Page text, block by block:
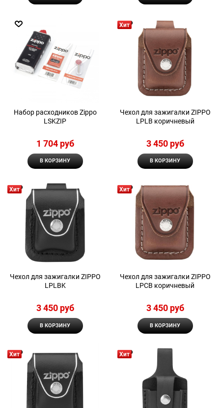
Набор расходников Zippo
LSKZIP
1 704 руб
В КОРЗИНУ
Хит
Чехол для зажигалки ZIPPO
LPLB коричневый
3 450 руб
В КОРЗИНУ
Хит
Чехол для зажигалки ZIPPO
LPLBK
3 450 руб
В КОРЗИНУ
Хит
Чехол для зажигалки ZIPPO
LPCB коричневый
3 450 руб
В КОРЗИНУ
Хит Хит